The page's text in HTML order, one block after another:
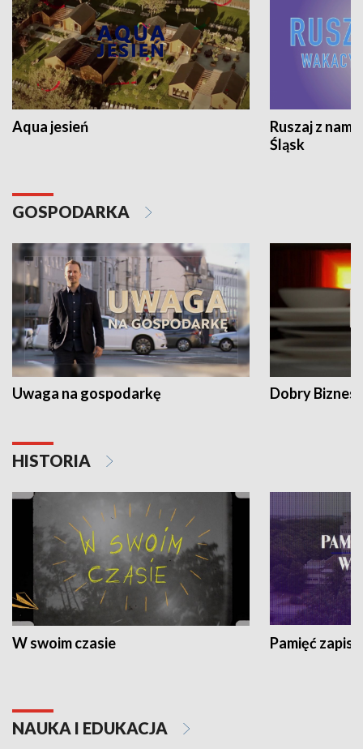
Aqua jesień
Ruszaj z
Śląsk
GOSPODARKA
Uwaga na gospodarkę Dobry Biznes
HISTORIA
W swoim czasie Pamięć
NAUKA I EDUKACJA